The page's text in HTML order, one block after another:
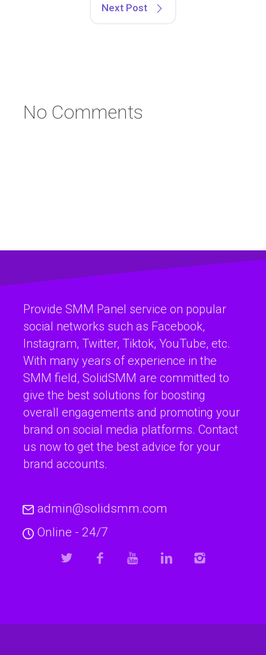
Next Post
No Comments
Provide SMM Panel service on popular
social networks such as Facebook,
Instagram, Twitter, Tiktok, YouTube, etc.
With many years of experience in the
SMM field, SolidSMM are committed to
give the best solutions for boosting
overall engagements and promoting your
brand on social media platforms. Contact
us now to get the best advice for your
brand accounts.
admin@solidsmm.com
Online - 24/7